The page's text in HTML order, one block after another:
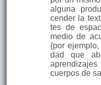
alguna
cender la
tes de
medio de
(por
dad que
cuerpos de